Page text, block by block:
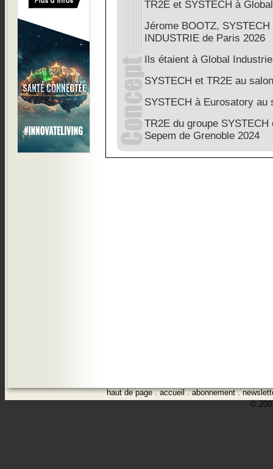
TR2E et SYSTECH à
Jérome BOOTZ,
INDUSTRIE de Paris 2026
Ils étaient à Global
SYSTECH et TR2E au
SYSTECH à Eurosatory au
TR2E du groupe
Sepem de Grenoble 2024
haut de page.accueil.abonnement.
©